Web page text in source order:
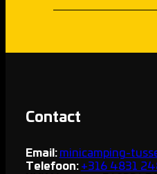
Contact
Email: minicamping-
Telefoon: +316 4831